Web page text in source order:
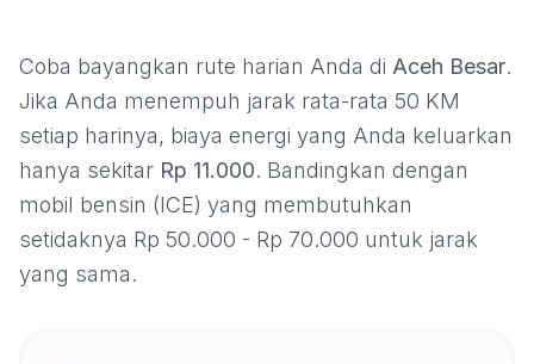
Coba bayangkan rute harian Anda di Aceh Besar.
Jika Anda menempuh jarak rata-rata 50 KM
setiap harinya, biaya energi yang Anda keluarkan
hanya sekitar Rp 11.000. Bandingkan dengan
mobil bensin (ICE) yang membutuhkan
setidaknya Rp 50.000 - Rp 70.000 untuk jarak
yang sama.